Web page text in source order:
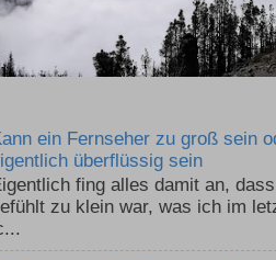
ein Fernseher zu groß sein
überflüssig sein
fing alles damit an,
zu klein war, was ich im